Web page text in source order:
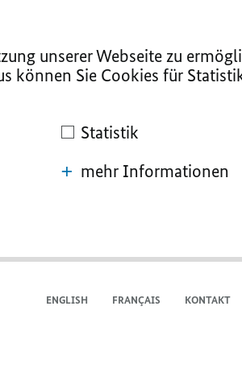
unserer Webseite zu
können Sie Cookies für
Statistik
mehr Informationen
ENGLISH FRANÇAIS KONTAKT